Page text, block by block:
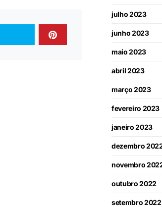
julho 2023
junho 2023
maio 2023
abril 2023
março 2023
fevereiro 2023
janeiro 2023
dezembro
novembro
outubro 2022
setembro 2022